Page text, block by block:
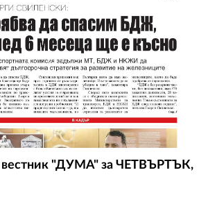
вестник "ДУМА" за ЧЕТВЪРТЪК,